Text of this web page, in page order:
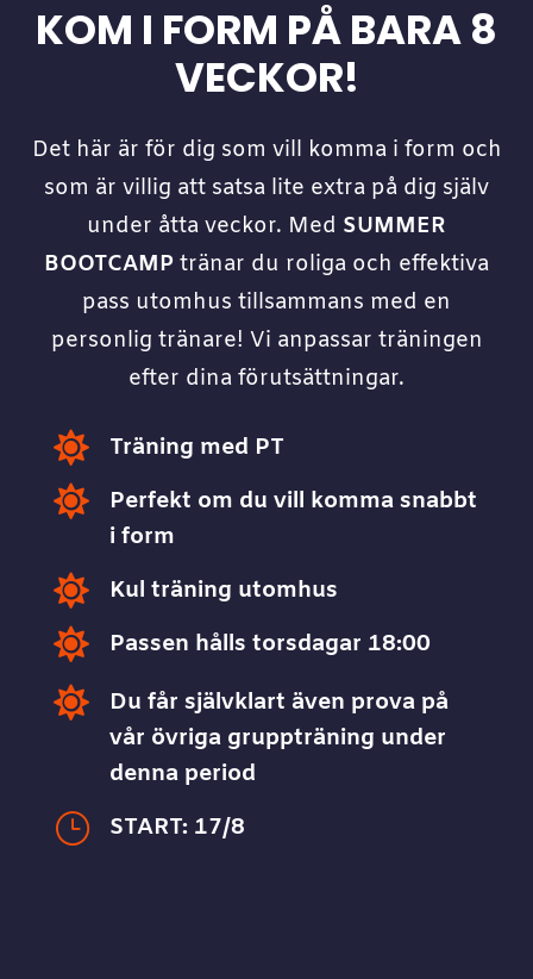
KOM I FORM PÅ BARA 8
VECKOR!
Det här är för dig som vill komma i form och
som är villig att satsa lite extra på dig själv
under åtta veckor. Med SUMMER
BOOTCAMP tränar du roliga och effektiva
pass utomhus tillsammans med en
personlig tränare! Vi anpassar träningen
efter dina förutsättningar.
 Träning med PT

Perfekt om du vill komma snabbt
i form
 Kul träning utomhus
 Passen hålls torsdagar 18:00

Du får självklart även prova på
vår övriga gruppträning under
denna period
} START: 17/8